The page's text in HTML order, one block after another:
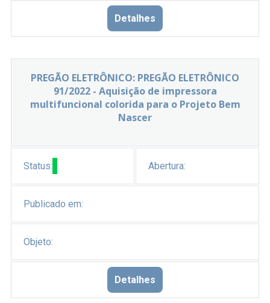
Detalhes
PREGÃO ELETRÔNICO: PREGÃO ELETRÔNICO
91/2022 - Aquisição de impressora
multifuncional colorida para o Projeto Bem
Nascer
Status: Abertura:
Publicado em:
Objeto:
Detalhes